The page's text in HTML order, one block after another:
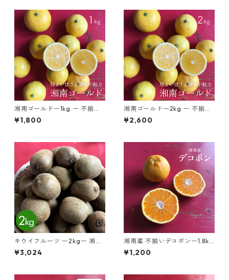
湘南ゴールドー1kg ー 不揃い
湘南生まれの新感覚オレン
ジ 2026デビュー！
¥1,800
湘南ゴールドー2kg ー 不揃い
湘南生まれの新感覚オレン
ジ 2026デビュー！
¥2,600
キウイフルーツ ー2kgー 湘南
産 「ヘイワード」
¥3,024
湘南産 不揃いデコポンー1.8kg
ー
¥1,200